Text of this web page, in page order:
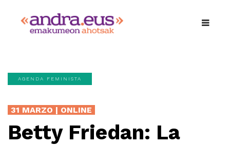
AGENDA FEMINISTA
31 MARZO | ONLINE
Betty Friedan: La